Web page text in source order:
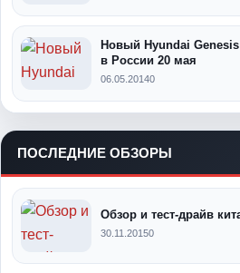
Новый Hyundai
в России 20 мая
06.05.20140
ПОСЛЕДНИЕ ОБЗОРЫ
Обзор и тест-драйв
30.11.20150